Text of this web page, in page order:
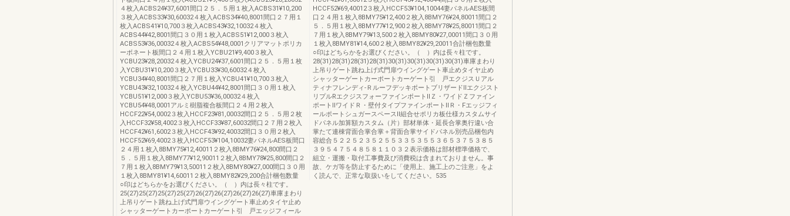
４枚入ACBS24¥37,6001間口２５．５用１枚入ACBS31¥10,200
３枚入ACBS33¥30,60032４枚入ACBS34¥40,8001間口２７用１
枚入ACBS41¥10,700３枚入ACBS43¥32,10032４枚入
ACBS44¥42,8001間口３０用１枚入ACBS51¥12,000３枚入
ACBS53¥36,00032４枚入ACBS54¥48,0001クリアマットポリカ
ーボネート板間口２４用１枚入YCBU21¥9,400３枚入
YCBU23¥28,20032４枚入YCBU24¥37,6001間口２５．５用１枚
入YCBU31¥10,200３枚入YCBU33¥30,60032４枚入
YCBU34¥40,8001間口２７用１枚入YCBU41¥10,700３枚入
YCBU43¥32,10032４枚入YCBU44¥42,8001間口３０用１枚入
YCBU51¥12,000３枚入YCBU53¥36,00032４枚入
YCBU54¥48,0001アルミ樹脂複合板間口２４用２枚入
HCCF22¥54,0002３枚入HCCF23¥81,00032間口２５．５用２枚
入HCCF32¥58,4002３枚入HCCF33¥87,60032間口２７用２枚入
HCCF42¥61,6002３枚入HCCF43¥92,40032間口３０用２枚入
HCCF52¥69,4002３枚入HCCF53¥104,10032妻パネルAES板間口
２４用１枚入8BMY75¥12,40011２枚入8BMY76¥24,800間口２
５．５用１枚入8BMY77¥12,90011２枚入8BMY78¥25,800間口２
７用１枚入8BMY79¥13,50011２枚入8BMY80¥27,000間口３０用
１枚入8BMY81¥14,60011２枚入8BMY82¥29,200合計梱包数量
○印はどちらかをお選びください。（ ）内は長々柱です。
25(27)25(27)25(27)25(27)26(27)26(27)26(27)26(27)車庫まわり
上吊りゲート跳ね上げ式門扉ウイングゲート車止めタイヤ止め
シャッターゲートカーポートカーゲート引 戸エッジフィール
HCCF52¥69,40012３枚入HCCF53¥104,10044妻パネルAES板間
口２４用１枚入8BMY75¥12,400２枚入8BMY76¥24,80011間口２
５．５用１枚入8BMY77¥12,900２枚入8BMY78¥25,80011間口２
７用１枚入8BMY79¥13,500２枚入8BMY80¥27,00011間口３０用
１枚入8BMY81¥14,600２枚入8BMY82¥29,20011合計梱包数量
○印はどちらかをお選びください。（ ）内は長々柱です。
28(31)28(31)28(31)28(31)30(31)30(31)30(31)30(31)車庫まわり
上吊りゲート跳ね上げ式門扉ウイングゲート車止めタイヤ止め
シャッターゲートカーポートカーゲート引 戸エクジスＵアル
ティナフレンディ-ＲルーフデッキポートブリザードⅡエクジスト
リプルRエクジスフォーファインポートⅡＺ・ワイドＺファイン
ポートⅡワイドＲ・壁付タイプファインポートⅡＲ・Fエッジフィ
ールポートシュガースペースⅡ組合せポリカ板仕様カスタムサイ
ドパネル加算額カスタム（片）部材単体・延長合掌奥行違い合
掌たて連棟背面合掌合掌＋背面合掌サイドパネル別売品梱包内
容総合５２２５２３５２５５３３５３５５３６５３７５３８５
３９５４７５４８５８１１０３２表示価格は部材標準価格で、
組立・運搬・取付工事費及び消費税は含まれておりません。事
故、ケガ等を防止するために「使用上、施工上のご注意」をよ
く読んで、正常な取扱いをしてください。535